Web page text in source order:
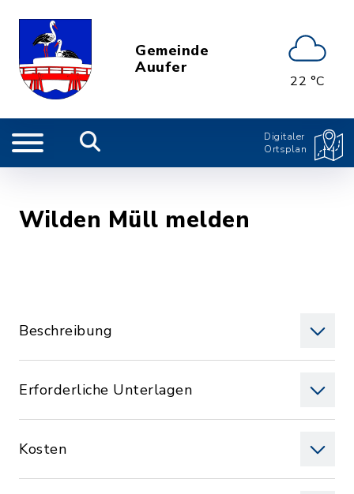
Gemeinde
Auufer
22 °C
Digitaler
Ortsplan
Wilden Müll melden
Beschreibung
Erforderliche Unterlagen
Kosten